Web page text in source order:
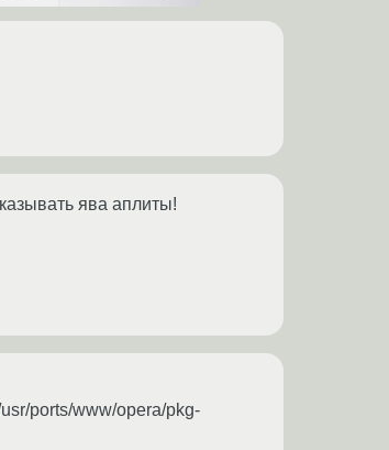
ява аплиты!
ports/www/opera/pkg-